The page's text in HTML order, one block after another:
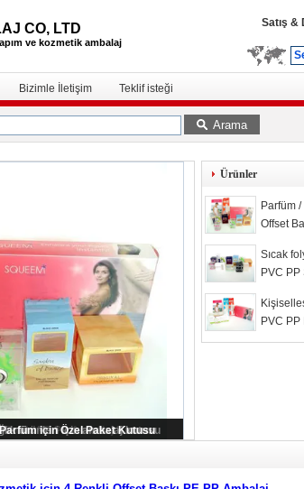
CO, LTD
ve kozmetik ambalaj
Satış &
Bizimle İletişim Teklif isteği
Arama
PE PP Ambalaj Kutusu
Ürünler
Parfüm
Offset
Sıcak
PVC PP
PVC PP
Kutusu